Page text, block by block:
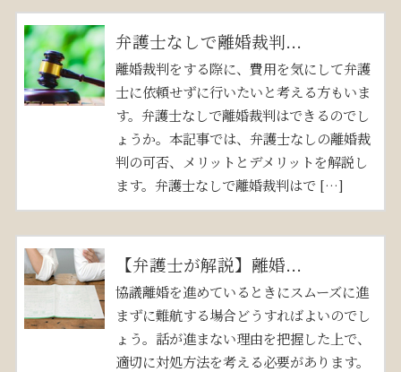
弁護士なしで離婚裁判...
離婚裁判をする際に、費用を気にして弁護
士に依頼せずに行いたいと考える方もいま
す。弁護士なしで離婚裁判はできるのでし
ょうか。本記事では、弁護士なしの離婚裁
判の可否、メリットとデメリットを解説し
ます。弁護士なしで離婚裁判はで […]
【弁護士が解説】離婚...
協議離婚を進めているときにスムーズに進
まずに難航する場合どうすればよいのでし
ょう。話が進まない理由を把握した上で、
適切に対処方法を考える必要があります。